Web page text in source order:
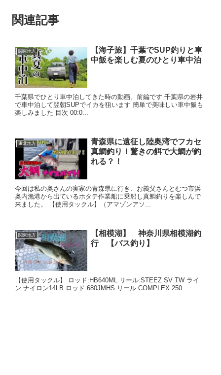
関連記事
関東地方
【海子旅】千葉でSUP釣りと車
中飯を楽しむ夏のひとり車中泊
千葉県でひとり車中泊してきた時の動画、前編です 千葉県の岩井
で車中泊して翌朝SUPでイカを狙います 簡単で美味しい車中飯も
楽しみました 目次 00:0...
東北地方
青森県に遠征し陸奥湾でフカセ
真鯛釣り！驚きの餌で大鯛が釣
れる？！
今回は私の奥さんの実家の青森県に行き、お義父さんとむつ市浜
奥内漁港から出ているホタテ作業船に乗船し真鯛釣りを楽しんで
来ました。 【使用タックル】（アマゾンアソ...
関東地方
【相模湖】 神奈川県相模湖釣
行 【バス釣り】
【使用タックル】 ロッド:HB640ML リール:STEEZ SV TW ライ
ン:ナイロン14LB ロッド:680JMHS リール:COMPLEX 250...